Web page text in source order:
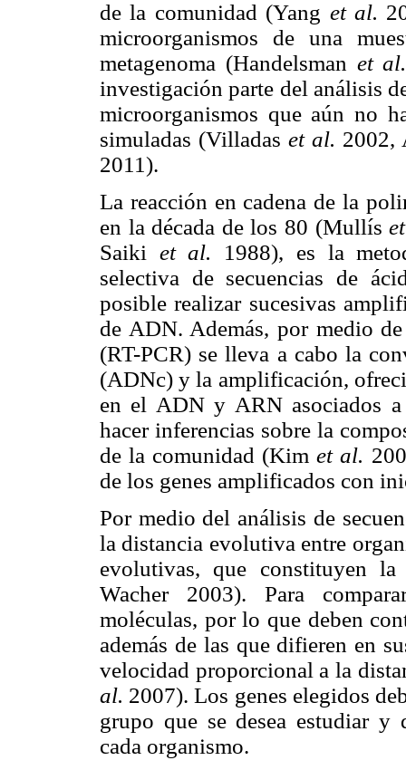
de la comunidad (Yang et al.
microorganismos de una
metagenoma (Handelsman et al.
investigación parte del análisis
microorganismos que aún no
simuladas (Villadas et al. 2002,
2011).
La reacción en cadena de la
en la década de los 80 (Mullís
Saiki et al. 1988), es la
selectiva de secuencias de
posible realizar sucesivas
de ADN. Además, por medio
(RT-PCR) se lleva a cabo la
(ADNc) y la amplificación,
en el ADN y ARN asociados a
hacer inferencias sobre la
de la comunidad (Kimet al.
de los genes amplificados con
Por medio del análisis de
la distancia evolutiva entre
evolutivas, que constituyen
Wacher 2003). Para
moléculas, por lo que deben
además de las que difieren en
velocidad proporcional a la
al. 2007). Los genes elegidos
grupo que se desea estudiar y
cada organismo.